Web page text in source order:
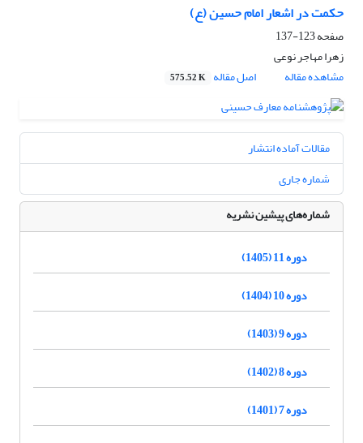
حکمت در اشعار امام حسین (ع)
صفحه123-137
زهرا مهاجر نوعی
مشاهده مقاله
اصل مقاله 575.52 K
مقالات آماده انتشار
شماره جاری
شماره‌های پیشین نشریه
دوره 11 (1405)
دوره 10 (1404)
دوره 9 (1403)
دوره 8 (1402)
دوره 7 (1401)